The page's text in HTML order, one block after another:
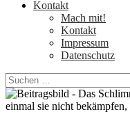
Kontakt
Mach mit!
Kontakt
Impressum
Datenschutz
Suchen
nach: